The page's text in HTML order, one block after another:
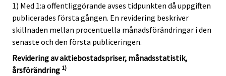
1) Med 1:a offentliggörande avses tidpunkten då uppgiften
publicerades första gången. En revidering beskriver
skillnaden mellan procentuella månadsförändringar i den
senaste och den första publiceringen.
Revidering av aktiebostadspriser, månadsstatistik,
årsförändring 1)